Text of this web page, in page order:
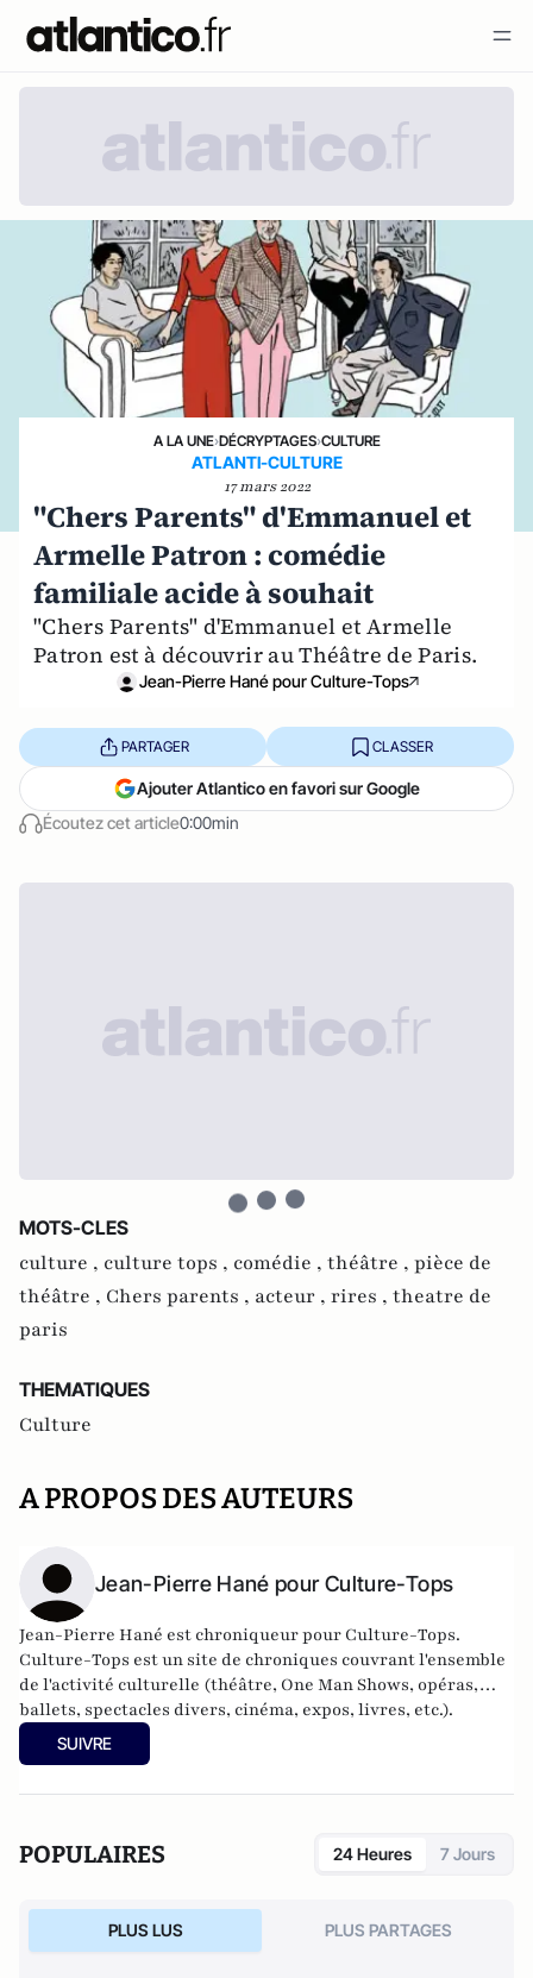
A LA UNE›DÉCRYPTAGES›CULTURE
ATLANTI-CULTURE
17 mars 2022
"Chers Parents" d'Emmanuel et
Armelle Patron : comédie
familiale acide à souhait
"Chers Parents" d'Emmanuel et Armelle
Patron est à découvrir au Théâtre de Paris.
Jean-Pierre Hané pour Culture-Tops
Écoutez cet article0:00min
PARTAGER CLASSER
Ajouter Atlantico en favori sur Google
MOTS-CLES
culture , culture tops , comédie , théâtre , pièce de
théâtre , Chers parents , acteur , rires , theatre de
paris
THEMATIQUES
Culture
A PROPOS DES AUTEURS
Jean-Pierre Hané pour Culture-Tops
Jean-Pierre Hané est chroniqueur pour Culture-Tops.
Culture-Tops est un site de chroniques couvrant l'ensemble
de l'activité culturelle (théâtre, One Man Shows, opéras,
ballets, spectacles divers, cinéma, expos, livres, etc.).
SUIVRE
POPULAIRES 24 Heures 7 Jours
PLUS LUS PLUS PARTAGES